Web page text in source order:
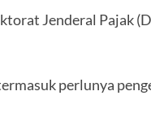
Jenderal Pajak
perlunya